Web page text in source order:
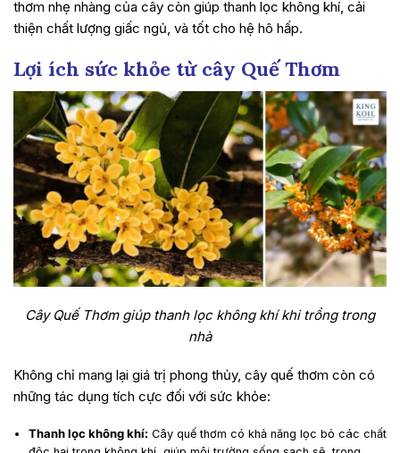
thơm nhẹ nhàng của cây còn giúp thanh lọc không khí, cải
thiện chất lượng giấc ngủ, và tốt cho hệ hô hấp.
Lợi ích sức khỏe từ cây Quế Thơm
Cây Quế Thơm giúp thanh lọc không khí khi trồng trong
nhà
Không chỉ mang lại giá trị phong thủy, cây quế thơm còn có
những tác dụng tích cực đối với sức khỏe:
Thanh lọc không khí: Cây quế thơm có khả năng lọc bỏ các chất